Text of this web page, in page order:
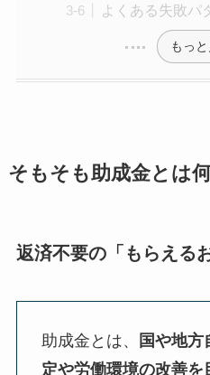
よくある失敗パ
もっ
そもそも助成金とは
返済不要の「もらえる
助成金とは、
国や地方
定や労働環境の改善を